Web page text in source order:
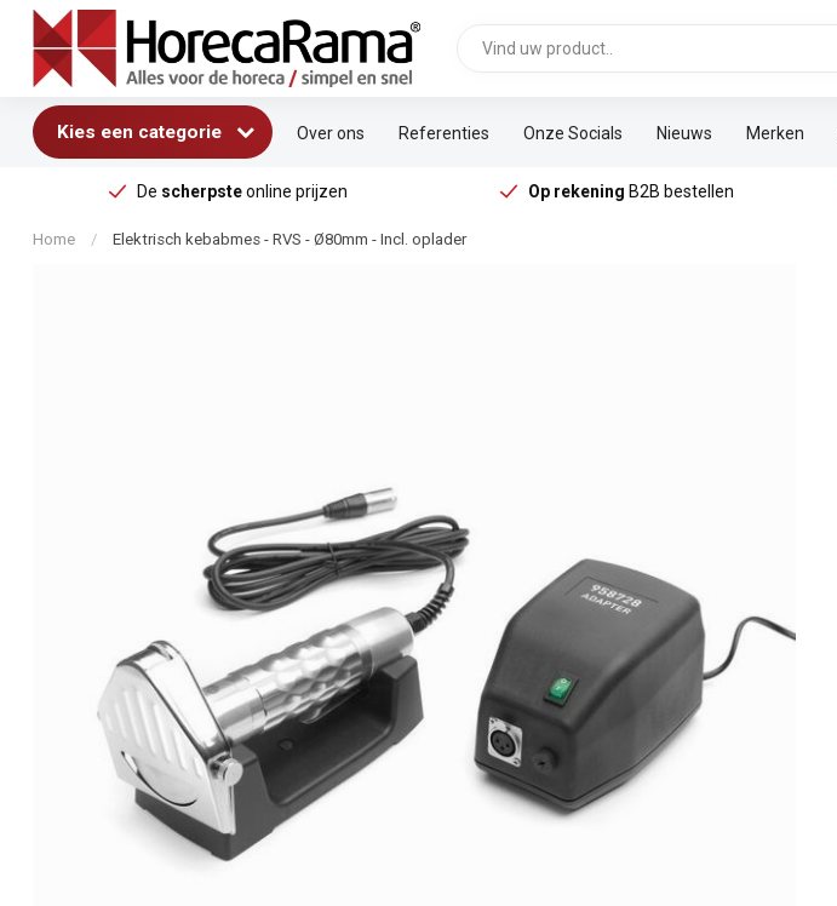
Kies een categorie Over ons Referenties Onze Socials Nieuws Merken
De scherpsteonline prijzen Op rekening B2B bestellen
Home / Elektrisch kebabmes - RVS - Ø80mm - Incl. oplader